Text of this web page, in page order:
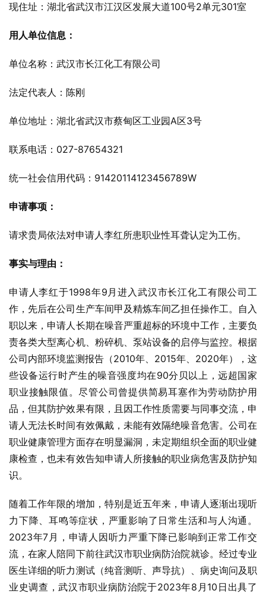
现住址：湖北省武汉市江汉区发展大道100号2单元301室
用人单位信息：
单位名称：武汉市长江化工有限公司
法定代表人：陈刚
单位地址：湖北省武汉市蔡甸区工业园A区3号
联系电话：027-87654321
统一社会信用代码：91420114123456789W
申请事项：
请求贵局依法对申请人李红所患职业性耳聋认定为工伤。
事实与理由：
申请人李红于1998年9月进入武汉市长江化工有限公司工
作，先后在公司生产车间甲及精炼车间乙担任操作工。自入
职以来，申请人长期在噪音严重超标的环境中工作，主要负
责各类大型离心机、粉碎机、泵站设备的启停与监控。根据
公司内部环境监测报告（2010年、2015年、2020年），这
些设备运行时产生的噪音强度均在90分贝以上，远超国家
职业接触限值。尽管公司曾提供简易耳塞作为劳动防护用
品，但其防护效果有限，且因工作性质需要与同事交流，申
请人无法长时间有效佩戴，未能有效隔绝噪音危害。公司在
职业健康管理方面存在明显漏洞，未定期组织全面的职业健
康检查，也未有效告知申请人所接触的职业病危害及防护知
识。
随着工作年限的增加，特别是近五年来，申请人逐渐出现听
力下降、耳鸣等症状，严重影响了日常生活和与人沟通。
2023年7月，申请人因听力严重下降已影响到正常工作交
流，在家人陪同下前往武汉市职业病防治院就诊。经过专业
医生详细的听力测试（纯音测听、声导抗）、病史询问及职
业史调查，武汉市职业病防治院于2023年8月10日出具了